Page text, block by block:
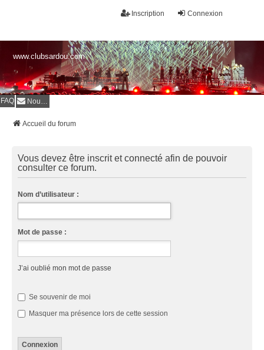
Connexion
Inscription
www.clubsardou.com
FAQ Nous contacter
Accueil du forum
Vous devez être inscrit et connecté afin de pouvoir
consulter ce forum.
Nom d’utilisateur :
Mot de passe :
J’ai oublié mon mot de passe
Se souvenir de moi
Masquer ma présence lors de cette session